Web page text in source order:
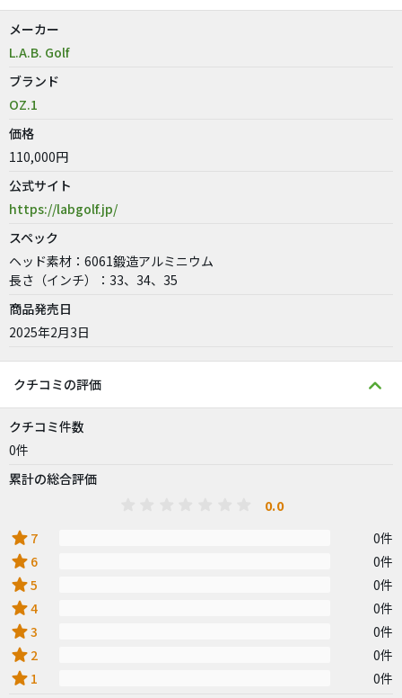
メーカー
L.A.B. Golf
ブランド
OZ.1
価格
110,000円
公式サイト
https://labgolf.jp/
スペック
ヘッド素材：6061鍛造アルミニウム
長さ（インチ）：33、34、35
商品発売日
2025年2月3日
クチコミの評価
クチコミ件数
0件
累計の総合評価
0.0
star 7 0件
star 6 0件
star5 0件
star4 0件
star3 0件
star 2 0件
star 1
0件